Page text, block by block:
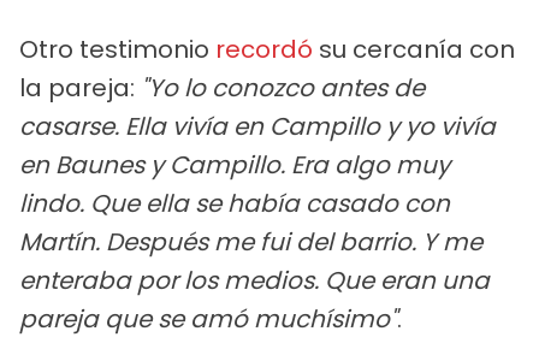
Otro testimonio recordó su cercanía con
la pareja: "Yo lo conozco antes de
casarse. Ella vivía en Campillo y yo vivía
en Baunes y Campillo. Era algo muy
lindo. Que ella se había casado con
Martín. Después me fui del barrio. Y me
enteraba por los medios. Que eran una
pareja que se amó muchísimo".